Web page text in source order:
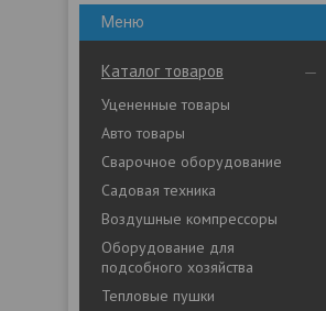
Каталог товаров
Уцененные товары
Авто товары
Сварочное оборудование
Садовая техника
Воздушные компрессоры
Оборудование для
подсобного хозяйства
Тепловые пушки